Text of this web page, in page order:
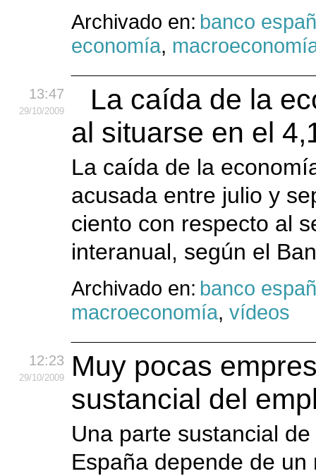
Archivado en: banco
economía,
13:47
29/10/2009
La caída de la
al situarse en el
La caída de la
acusada entre julio y
ciento con respecto al
interanual, según el
Archivado en: banco
macroeconomía, vídeos
12:23
29/10/2009
Muy pocas
sustancial del
Una parte sustancial
España depende de